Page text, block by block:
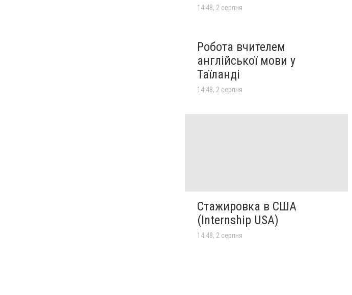
14:48, 2 серпня
Робота вчителем
англійської мови у
Таїланді
14:48, 2 серпня
Стажировка в США
(Internship USA)
14:48, 2 серпня